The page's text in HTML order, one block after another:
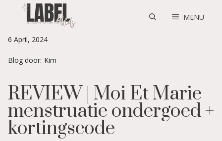
MENU
6 April, 2024
Blog door: Kim
REVIEW | Moi Et Marie
menstruatie ondergoed +
kortingscode